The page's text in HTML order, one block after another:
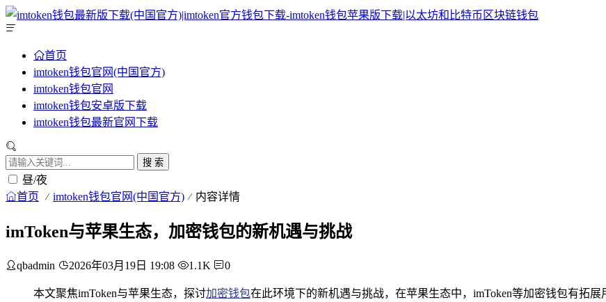
首页
imtoken钱包官网(中国官方)
imtoken钱包官网
imtoken钱包安卓版下载
imtoken钱包最新官网下载
搜 索
昼/夜
首页 imtoken钱包官网(中国官方) 内容详情
imToken与苹果生态，加密钱包的新机遇与挑战
qbadmin 2026年03月19日 19:08 1.1K 0
本文聚焦imToken与苹果生态，探讨加密钱包在此环境下的新机遇与挑战，在苹果生态中，imToken等加密钱包有拓